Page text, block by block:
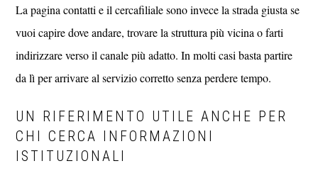
La pagina contatti e il cercafiliale sono invece la strada giusta se
vuoi capire dove andare, trovare la struttura più vicina o farti
indirizzare verso il canale più adatto. In molti casi basta partire
da lì per arrivare al servizio corretto senza perdere tempo.
UN RIFERIMENTO UTILE ANCHE PER
CHI CERCA INFORMAZIONI
ISTITUZIONALI